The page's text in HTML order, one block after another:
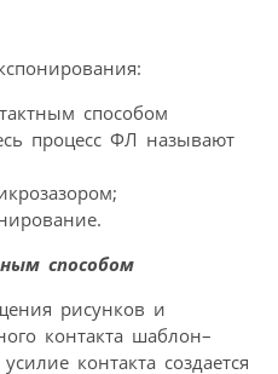
способом
процесс ФЛ называют
способом
рисунков и
контакта шаблон–
контакта создается